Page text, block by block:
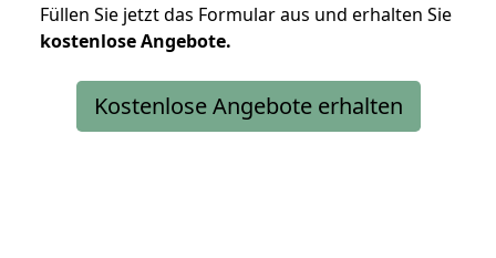
Füllen Sie jetzt das Formular aus und erhalten Sie
kostenloseAngebote.
Kostenlose Angebote erhalten